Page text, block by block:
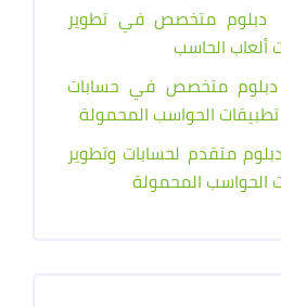
دبلوم متخصص في تطوير
ألعاب الحاسب
دبلوم متخصص في حسابات
الحواسب المحمولة
دبلوم متقدم لحسابات وتطوير
الحواسب المحمولة